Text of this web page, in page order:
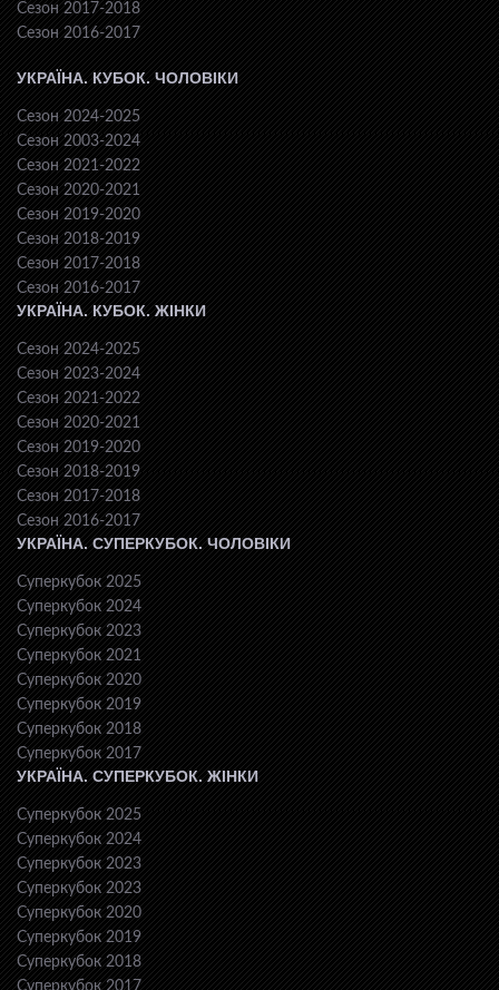
Сезон 2017-2018
Сезон 2016-2017
УКРАЇНА. КУБОК. ЧОЛОВІКИ
Сезон 2024-2025
Сезон 2003-2024
Сезон 2021-2022
Сезон 2020-2021
Сезон 2019-2020
Сезон 2018-2019
Сезон 2017-2018
Сезон 2016-2017
УКРАЇНА. КУБОК. ЖІНКИ
Сезон 2024-2025
Сезон 2023-2024
Сезон 2021-2022
Сезон 2020-2021
Сезон 2019-2020
Сезон 2018-2019
Сезон 2017-2018
Сезон 2016-2017
УКРАЇНА. СУПЕРКУБОК. ЧОЛОВІКИ
Суперкубок 2025
Суперкубок 2024
Суперкубок 2023
Суперкубок 2021
Суперкубок 2020
Суперкубок 2019
Суперкубок 2018
Суперкубок 2017
УКРАЇНА. СУПЕРКУБОК. ЖІНКИ
Суперкубок 2025
Суперкубок 2024
Суперкубок 2023
Суперкубок 2023
Суперкубок 2020
Суперкубок 2019
Суперкубок 2018
Суперкубок 2017